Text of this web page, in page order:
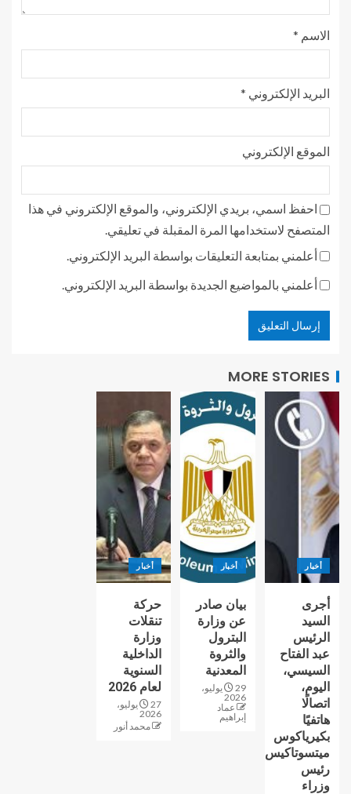
الاسم *
البريد الإلكتروني *
الموقع الإلكتروني
احفظ اسمي، بريدي الإلكتروني، والموقع الإلكتروني في هذا
المتصفح لاستخدامها المرة المقبلة في تعليقي.
أعلمني بمتابعة التعليقات بواسطة البريد الإلكتروني.
أعلمني بالمواضيع الجديدة بواسطة البريد الإلكتروني.
MORE STORIES
أخبار
أجرى
السيد
الرئيس
عبد الفتاح
السيسي،
اليوم،
اتصالًا
هاتفيًا
بكيرياكوس
ميتسوتاكيس
رئيس
وزراء
أخبار
بيان صادر
عن وزارة
البترول
والثروة
المعدنية
29 يوليو،
2026
عماد
إبراهيم
أخبار
حركة
تنقلات
وزارة
الداخلية
السنوية
لعام 2026
27 يوليو،
2026
محمد أنور